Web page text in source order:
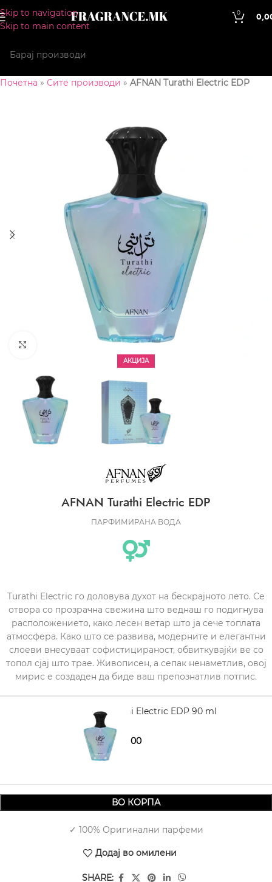
Skip to navigation
Skip to main content
0
Почетна » Сите производи » AFNAN Turathi Electric EDP
АКЦИЈА
CLICK TO ENLARGE
AFNAN Turathi Electric EDP
ПАРФИМИРАНА ВОДА
Turathi Electric го доловува духот на бескрајното лето. Се
отвора со прозрачна свежина што веднаш го подигнува
расположението, како лесен ветар што ја сече топлата
атмосфера. Како што се развива, модерните и елегантни
слоеви внесуваат софистицираност, обвиткувајќи ве со
топол сјај што трае. Живописен, а сепак ненаметлив, овој
мирис е создаден да биде ваш препознатлив потпис.
AFNAN Turathi Electric EDP 90 ml
2.630,002.090,00
ВО КОРПА
✓ 100% Оригинални парфеми
Додај во омилени
SHARE: